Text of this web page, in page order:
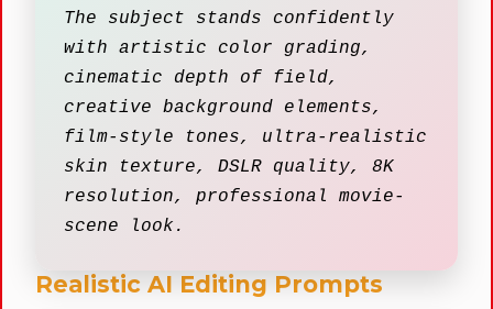
The subject stands confidently
with artistic color grading,
cinematic depth of field,
creative background elements,
film-style tones, ultra-realistic
skin texture, DSLR quality, 8K
resolution, professional movie-
scene look.
Realistic AI Editing Prompts